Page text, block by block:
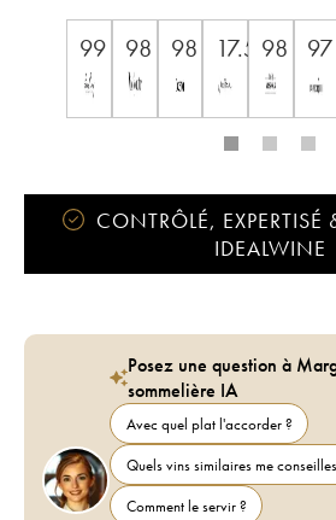
99 98 98 17.5 98 97
CONTRÔLÉ, EXPERTISÉ
IDEALWINE
Posez une question à
sommelière IA
Avec quel plat l'accorder ?
Quels vins similaires me
Comment le servir ?